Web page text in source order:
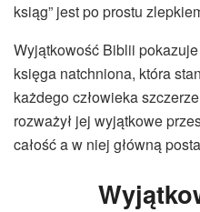
ksiąg” jest po prostu
Wyjątkowość Biblii
księga natchniona, która
każdego człowieka
rozważył jej wyjątkowe
całość a w niej główną